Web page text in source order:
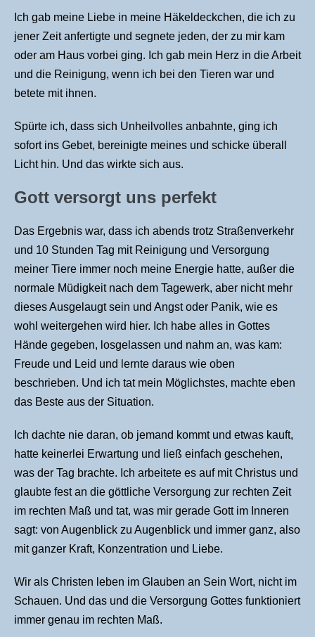
Ich gab meine Liebe in meine Häkeldeckchen, die ich zu
jener Zeit anfertigte und segnete jeden, der zu mir kam
oder am Haus vorbei ging. Ich gab mein Herz in die Arbeit
und die Reinigung, wenn ich bei den Tieren war und
betete mit ihnen.
Spürte ich, dass sich Unheilvolles anbahnte, ging ich
sofort ins Gebet, bereinigte meines und schicke überall
Licht hin. Und das wirkte sich aus.
Gott versorgt uns perfekt
Das Ergebnis war, dass ich abends trotz Straßenverkehr
und 10 Stunden Tag mit Reinigung und Versorgung
meiner Tiere immer noch meine Energie hatte, außer die
normale Müdigkeit nach dem Tagewerk, aber nicht mehr
dieses Ausgelaugt sein und Angst oder Panik, wie es
wohl weitergehen wird hier. Ich habe alles in Gottes
Hände gegeben, losgelassen und nahm an, was kam:
Freude und Leid und lernte daraus wie oben
beschrieben. Und ich tat mein Möglichstes, machte eben
das Beste aus der Situation.
Ich dachte nie daran, ob jemand kommt und etwas kauft,
hatte keinerlei Erwartung und ließ einfach geschehen,
was der Tag brachte. Ich arbeitete es auf mit Christus und
glaubte fest an die göttliche Versorgung zur rechten Zeit
im rechten Maß und tat, was mir gerade Gott im Inneren
sagt: von Augenblick zu Augenblick und immer ganz, also
mit ganzer Kraft, Konzentration und Liebe.
Wir als Christen leben im Glauben an Sein Wort, nicht im
Schauen. Und das und die Versorgung Gottes funktioniert
immer genau im rechten Maß.